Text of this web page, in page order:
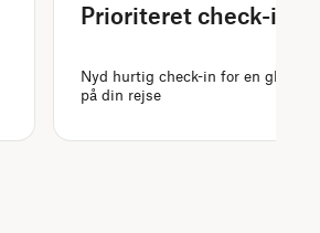
Prioriteret check-in
Nyd hurtig check-in for en glat
på din rejse